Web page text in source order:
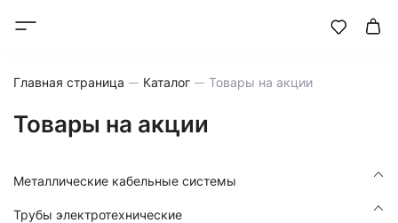
Главная страница Каталог Товары на акции
Товары на акции
Металлические кабельные системы
Трубы электротехнические